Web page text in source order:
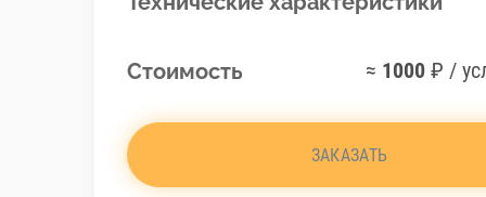
Стоимость ≈ 1000 ₽ /
ЗАКАЗАТЬ